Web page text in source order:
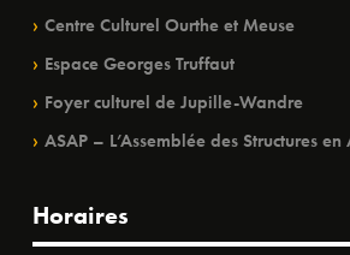
Centre Culturel Ourthe et Meuse
Espace Georges Truffaut
Foyer culturel de Jupille-Wandre
ASAP – L’Assemblée des Structures
Horaires